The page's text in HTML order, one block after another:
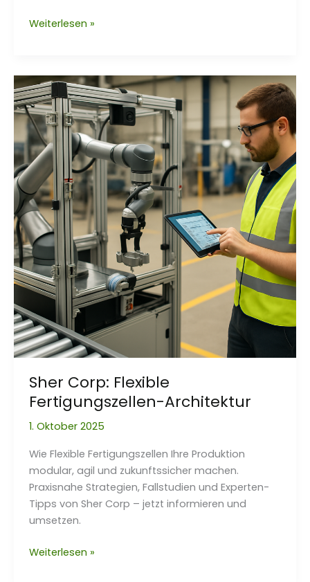
Modulare
mit
Sher
Corp
Weiterlesen »
Sher Corp: Flexible
Fertigungszellen-Architektur
1. Oktober 2025
Wie Flexible Fertigungszellen Ihre Produktion
modular, agil und zukunftssicher machen.
Praxisnahe Strategien, Fallstudien und Experten-
Tipps von Sher Corp – jetzt informieren und
umsetzen.
Sher
Weiterlesen »